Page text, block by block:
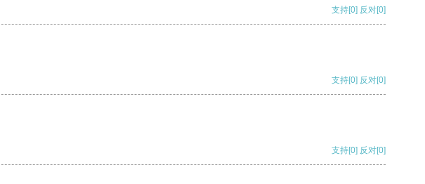
支持[0] 反对[0]
支持[0] 反对[0]
支持[0] 反对[0]